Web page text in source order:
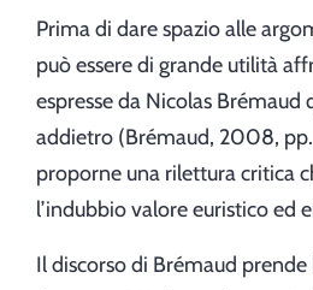
Prima di dare spazio alle
può essere di grande utilità
espresse da Nicolas Brémaud
addietro (Brémaud, 2008,
proporne una rilettura critica
l’indubbio valore euristico ed
Il discorso di Brémaud prende